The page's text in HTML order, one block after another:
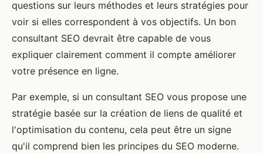
questions sur leurs méthodes et leurs stratégies pour
voir si elles correspondent à vos objectifs. Un bon
consultant SEO devrait être capable de vous
expliquer clairement comment il compte améliorer
votre présence en ligne.
Par exemple, si un consultant SEO vous propose une
stratégie basée sur la création de liens de qualité et
l'optimisation du contenu, cela peut être un signe
qu'il comprend bien les principes du SEO moderne.